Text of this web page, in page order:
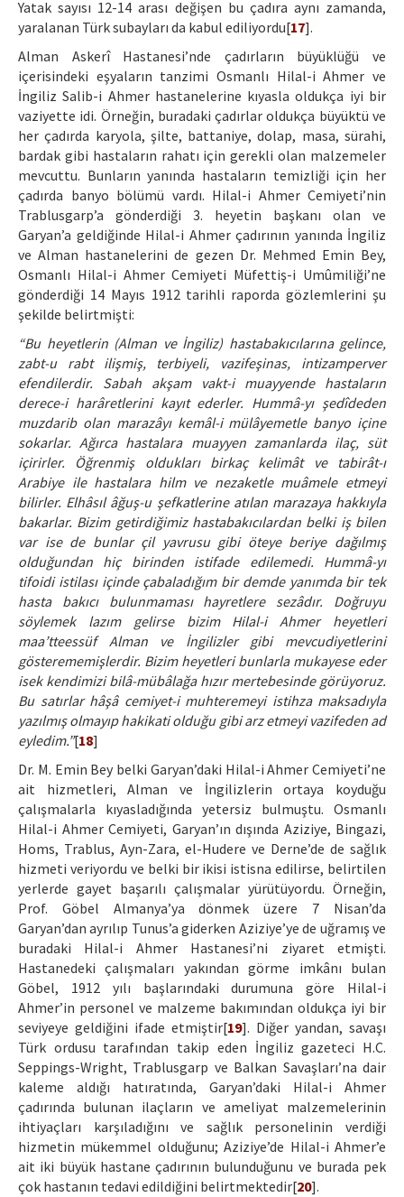
Yatak sayısı 12-14 arası değişen bu çadıra aynı zamanda,
yaralanan Türk subayları da kabul ediliyordu[17].
Alman Askerî Hastanesi’nde çadırların büyüklüğü ve
içerisindeki eşyaların tanzimi Osmanlı Hilal-i Ahmer ve
İngiliz Salib-i Ahmer hastanelerine kıyasla oldukça iyi bir
vaziyette idi. Örneğin, buradaki çadırlar oldukça büyüktü ve
her çadırda karyola, şilte, battaniye, dolap, masa, sürahi,
bardak gibi hastaların rahatı için gerekli olan malzemeler
mevcuttu. Bunların yanında hastaların temizliği için her
çadırda banyo bölümü vardı. Hilal-i Ahmer Cemiyeti’nin
Trablusgarp’a gönderdiği 3. heyetin başkanı olan ve
Garyan’a geldiğinde Hilal-i Ahmer çadırının yanında İngiliz
ve Alman hastanelerini de gezen Dr. Mehmed Emin Bey,
Osmanlı Hilal-i Ahmer Cemiyeti Müfettiş-i Umûmiliği’ne
gönderdiği 14 Mayıs 1912 tarihli raporda gözlemlerini şu
şekilde belirtmişti:
“Bu heyetlerin (Alman ve İngiliz) hastabakıcılarına gelince,
zabt-u rabt ilişmiş, terbiyeli, vazifeşinas, intizamperver
efendilerdir. Sabah akşam vakt-i muayyende hastaların
derece-i harâretlerini kayıt ederler. Hummâ-yı şedîdeden
muzdarib olan marazâyı kemâl-i mülâyemetle banyo içine
sokarlar. Ağırca hastalara muayyen zamanlarda ilaç, süt
içirirler. Öğrenmiş oldukları birkaç kelimât ve tabirât-ı
Arabiye ile hastalara hilm ve nezaketle muâmele etmeyi
bilirler. Elhâsıl âğuş-u şefkatlerine atılan marazaya hakkıyla
bakarlar. Bizim getirdiğimiz hastabakıcılardan belki iş bilen
var ise de bunlar çil yavrusu gibi öteye beriye dağılmış
olduğundan hiç birinden istifade edilemedi. Hummâ-yı
tifoidi istilası içinde çabaladığım bir demde yanımda bir tek
hasta bakıcı bulunmaması hayretlere sezâdır. Doğruyu
söylemek lazım gelirse bizim Hilal-i Ahmer heyetleri
maa’tteessüf Alman ve İngilizler gibi mevcudiyetlerini
gösterememişlerdir. Bizim heyetleri bunlarla mukayese eder
isek kendimizi bilâ-mübâlağa hızır mertebesinde görüyoruz.
Bu satırlar hâşâ cemiyet-i muhteremeyi istihza maksadıyla
yazılmış olmayıp hakikati olduğu gibi arz etmeyi vazifeden ad
eyledim.”[18]
Dr. M. Emin Bey belki Garyan’daki Hilal-i Ahmer Cemiyeti’ne
ait hizmetleri, Alman ve İngilizlerin ortaya koyduğu
çalışmalarla kıyasladığında yetersiz bulmuştu. Osmanlı
Hilal-i Ahmer Cemiyeti, Garyan’ın dışında Aziziye, Bingazi,
Homs, Trablus, Ayn-Zara, el-Hudere ve Derne’de de sağlık
hizmeti veriyordu ve belki bir ikisi istisna edilirse, belirtilen
yerlerde gayet başarılı çalışmalar yürütüyordu. Örneğin,
Prof. Göbel Almanya’ya dönmek üzere 7 Nisan’da
Garyan’dan ayrılıp Tunus’a giderken Aziziye’ye de uğramış ve
buradaki Hilal-i Ahmer Hastanesi’ni ziyaret etmişti.
Hastanedeki çalışmaları yakından görme imkânı bulan
Göbel, 1912 yılı başlarındaki durumuna göre Hilal-i
Ahmer’in personel ve malzeme bakımından oldukça iyi bir
seviyeye geldiğini ifade etmiştir[19]. Diğer yandan, savaşı
Türk ordusu tarafından takip eden İngiliz gazeteci H.C.
Seppings-Wright, Trablusgarp ve Balkan Savaşları’na dair
kaleme aldığı hatıratında, Garyan’daki Hilal-i Ahmer
çadırında bulunan ilaçların ve ameliyat malzemelerinin
ihtiyaçları karşıladığını ve sağlık personelinin verdiği
hizmetin mükemmel olduğunu; Aziziye’de Hilal-i Ahmer’e
ait iki büyük hastane çadırının bulunduğunu ve burada pek
çok hastanın tedavi edildiğini belirtmektedir[20].